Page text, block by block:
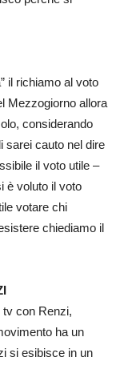
il richiamo al voto
Mezzogiorno allora
considerando
cauto nel dire
il voto utile –
è voluto il voto
votare chi
chiediamo il
tv con Renzi,
ha un
si esibisce in un